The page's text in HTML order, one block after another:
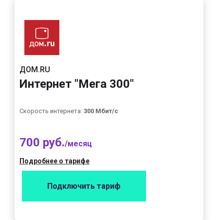
ДОМ.RU
Интернет "Мега 300"
Скорость интернета: 300 Мбит/с
700 руб./месяц
Подробнее о тарифе
Подключить тариф